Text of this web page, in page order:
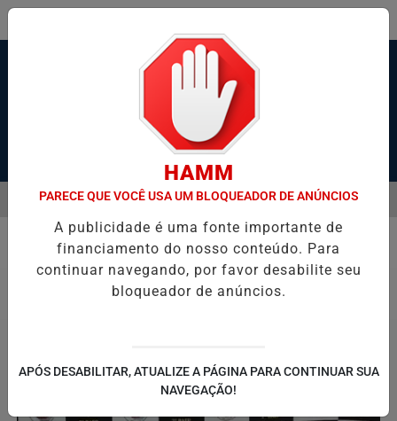
Pesquisar Notícia
GRAVE APÓS SER ESFAQUEADO EM GUARUJÁ HACKER
EM ALTA
MENU
Polícia
HAMM
PARECE QUE VOCÊ USA UM BLOQUEADOR DE ANÚNCIOS
A publicidade é uma fonte importante de
financiamento do nosso conteúdo. Para
continuar navegando, por favor desabilite seu
bloqueador de anúncios.
APÓS DESABILITAR, ATUALIZE A PÁGINA PARA CONTINUAR SUA
NAVEGAÇÃO!